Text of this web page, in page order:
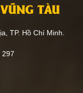
TÀU
TP. Hồ Chí Minh.
297